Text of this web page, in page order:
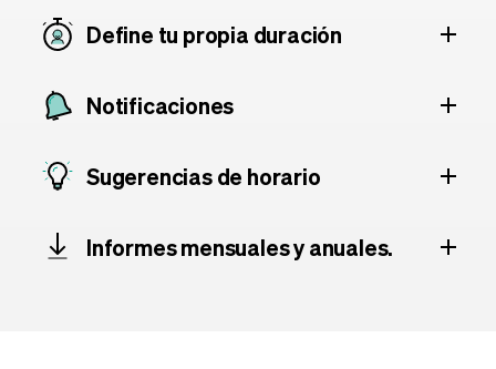
Define tu propia duración
Notificaciones
Sugerencias de horario
Informes mensuales y anuales.